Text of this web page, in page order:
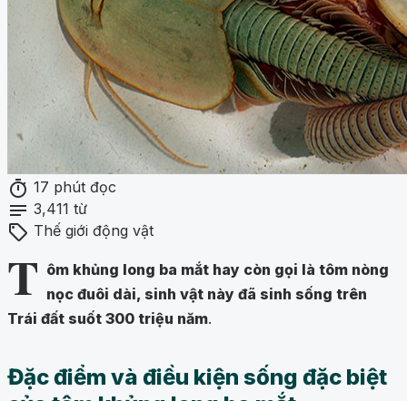
timer 17 phút đọc
notes 3,411 từ
sell Thế giới động vật
T ôm khủng long ba mắt hay còn gọi là tôm nòng
nọc đuôi dài, sinh vật này đã sinh sống trên
Trái đất suốt 300 triệu năm.
Đặc điểm và điều kiện sống đặc biệt